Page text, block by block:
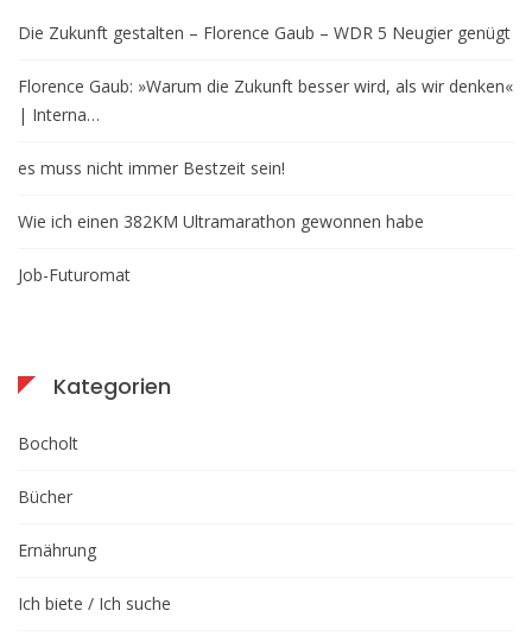
Die Zukunft gestalten – Florence Gaub – WDR 5 Neugier genügt
Florence Gaub: »Warum die Zukunft besser wird, als wir denken«
| Interna…
es muss nicht immer Bestzeit sein!
Wie ich einen 382KM Ultramarathon gewonnen habe
Job-Futuromat
Kategorien
Bocholt
Bücher
Ernährung
Ich biete / Ich suche